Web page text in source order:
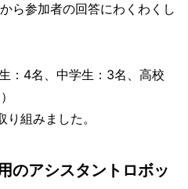
ら参加者の回答にわくわくし
：4名、中学生：3名、高校
組みました。
アシスタントロボッ